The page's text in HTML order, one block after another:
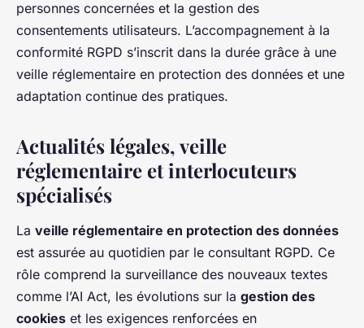
personnes concernées et la gestion des
consentements utilisateurs. L’accompagnement à la
conformité RGPD s’inscrit dans la durée grâce à une
veille réglementaire en protection des données et une
adaptation continue des pratiques.
Actualités légales, veille
réglementaire et interlocuteurs
spécialisés
La veille réglementaire en protection des données
est assurée au quotidien par le consultant RGPD. Ce
rôle comprend la surveillance des nouveaux textes
comme l’AI Act, les évolutions sur la gestion des
cookies et les exigences renforcées en